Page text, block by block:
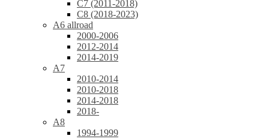
C7 (2011-2018)
C8 (2018-2023)
A6 allroad
2000-2006
2012-2014
2014-2019
A7
2010-2014
2010-2018
2014-2018
2018-
A8
1994-1999